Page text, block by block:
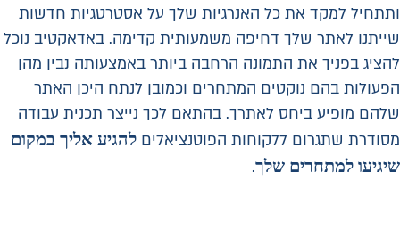
ותתחיל למקד את כל האנרגיות שלך על אסטרטגיות חדשות
שייתנו לאתר שלך דחיפה משמעותית קדימה. באדאקטיב נוכל
להציג בפניך את התמונה הרחבה ביותר באמצעותה נבין מהן
הפעולות בהם נוקטים המתחרים וכמובן לנתח היכן האתר
שלהם מופיע ביחס לאתרך. בהתאם לכך נייצר תכנית עבודה
מסודרת שתגרום ללקוחות הפוטנציאלים להגיע אליך במקום
שיגיעו למתחרים שלך.